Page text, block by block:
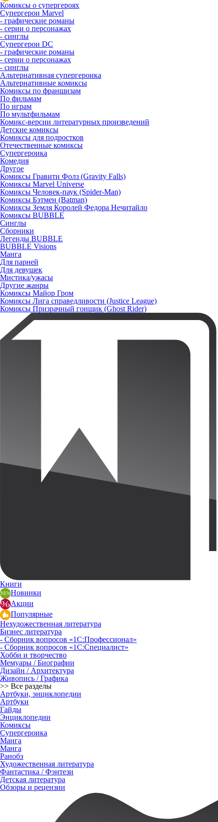
Комиксы о супергероях
Супергерои Marvel
- графические романы
- серии о персонажах
- синглы
Супергерои DC
- графические романы
- серии о персонажах
- синглы
Альтернативная супергероика
Альтернативные комиксы
Комиксы по франшизам
По фильмам
По играм
По мультфильмам
Комикс-версии литературных произведений
Детские комиксы
Комиксы для подростков
Отечественные комиксы
Супергероика
Комедия
Другое
Комиксы Гравити Фолз (Gravity Falls)
Комиксы Marvel Universe
Комиксы Человек-паук (Spider-Man)
Комиксы Бэтмен (Batman)
Комиксы Земля Королей Федора Нечитайло
Комиксы BUBBLE
Синглы
Сборники
Легенды BUBBLE
BUBBLE Visions
Манга
Для парней
Для девушек
Мистика/ужасы
Другие жанры
Комиксы Майор Гром
Комиксы Лига справедливости (Justice League)
Комиксы Призрачный гонщик (Ghost Rider)
Книги
Новинки
Акции
Популярные
Нехудожественная литература
Бизнес литература
- Сборник вопросов «1С:Профессионал»
- Сборник вопросов «1С:Специалист»
Хобби и творчество
Мемуары / Биографии
Дизайн / Архитектура
Живопись / Графика
>> Все разделы
Артбуки, энциклопедии
Артбуки
Гайды
Энциклопедии
Комиксы
Супергероика
Манга
Манга
Ранобэ
Художественная литература
Фантастика / Фэнтези
Детская литература
Обзоры и рецензии